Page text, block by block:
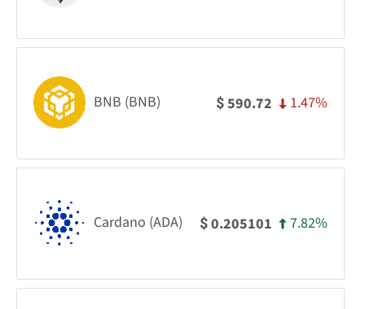
BNB (BNB) $590.72 1.47%
Cardano (ADA) $0.205101 7.82%